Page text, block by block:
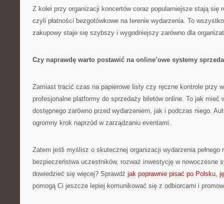
Z kolei przy organizacji koncertów coraz popularniejsze stają się
czyli płatności bezgotówkowe na terenie wydarzenia. To
zakupowy staje się szybszy i wygodniejszy zarówno dla
Czy naprawdę warto postawić na online’owe systemy
Zamiast tracić czas na papierowe listy czy ręczne kontrole przy
profesjonalne platformy do sprzedaży biletów online. To jak mieć
dostępnego zarówno przed wydarzeniem, jak i podczas niego.
ogromny krok naprzód w zarządzaniu eventami.
Zatem jeśli myślisz o skutecznej organizacji wydarzenia pełnego
bezpieczeństwa uczestników, rozważ inwestycję w nowoczesne
dowiedzieć się więcej? Sprawdź jak poprawnie pisać po Polsku,
pomogą Ci jeszcze lepiej komunikować się z odbiorcami i